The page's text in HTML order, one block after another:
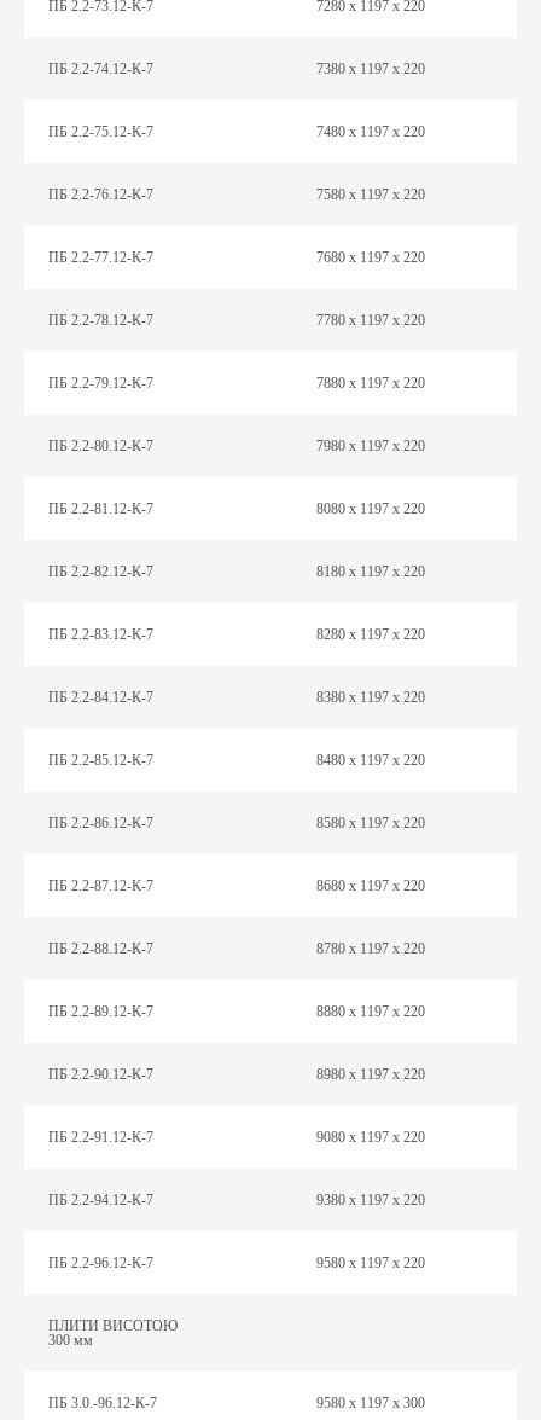
ПБ 2.2-73.12-К-7 7280 х 1197 х 220
ПБ 2.2-74.12-К-7 7380 х 1197 х 220
ПБ 2.2-75.12-К-7 7480 х 1197 х 220
ПБ 2.2-76.12-К-7 7580 х 1197 х 220
ПБ 2.2-77.12-К-7 7680 х 1197 х 220
ПБ 2.2-78.12-К-7 7780 х 1197 х 220
ПБ 2.2-79.12-К-7 7880 х 1197 х 220
ПБ 2.2-80.12-К-7 7980 х 1197 х 220
ПБ 2.2-81.12-К-7 8080 х 1197 х 220
ПБ 2.2-82.12-К-7 8180 х 1197 х 220
ПБ 2.2-83.12-К-7 8280 х 1197 х 220
ПБ 2.2-84.12-К-7 8380 х 1197 х 220
ПБ 2.2-85.12-К-7 8480 х 1197 х 220
ПБ 2.2-86.12-К-7 8580 х 1197 х 220
ПБ 2.2-87.12-К-7 8680 х 1197 х 220
ПБ 2.2-88.12-К-7 8780 х 1197 х 220
ПБ 2.2-89.12-К-7 8880 х 1197 х 220
ПБ 2.2-90.12-К-7 8980 х 1197 х 220
ПБ 2.2-91.12-К-7 9080 х 1197 х 220
ПБ 2.2-94.12-К-7 9380 х 1197 х 220
ПБ 2.2-96.12-К-7 9580 х 1197 х 220
ПЛИТИ ВИСОТОЮ
300 мм
ПБ 3.0.-96.12-К-7 9580 х 1197 х 300